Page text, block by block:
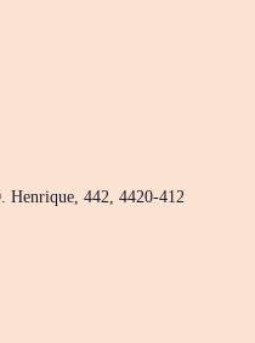
Henrique, 442, 4420-412